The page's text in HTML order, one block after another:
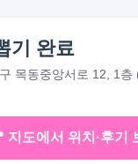
기 완료
목동중앙서로 12, 1층
지도에서 위치·후기